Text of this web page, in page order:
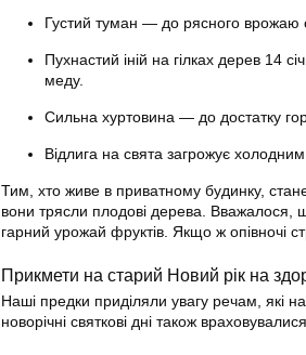
Густий туман — до рясного врожаю
Пухнастий іній на гілках дерев 14
меду.
Сильна хуртовина — до достатку
Відлига на свята загрожує
Тим, хто живе в приватному будинку,
вони трясли плодові дерева. Вважалося,
гарний урожай фруктів. Якщо ж опівночі
Прикмети на старий Новий рік на
Наші предки приділяли увагу речам, які
новорічні святкові дні також